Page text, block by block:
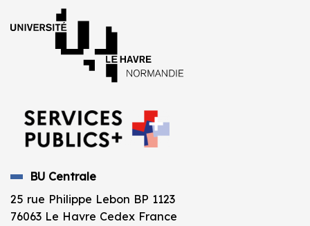
BU Centrale
25 rue Philippe Lebon BP 1123
76063 Le Havre Cedex France